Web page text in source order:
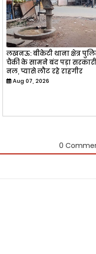
लखनऊ: बीकेटी थाना क्षेत्र
चैकी के सामने बंद पड़ा सरकारी
नल, प्यासे लौट रहे राहगीर
Aug 07, 2026
0